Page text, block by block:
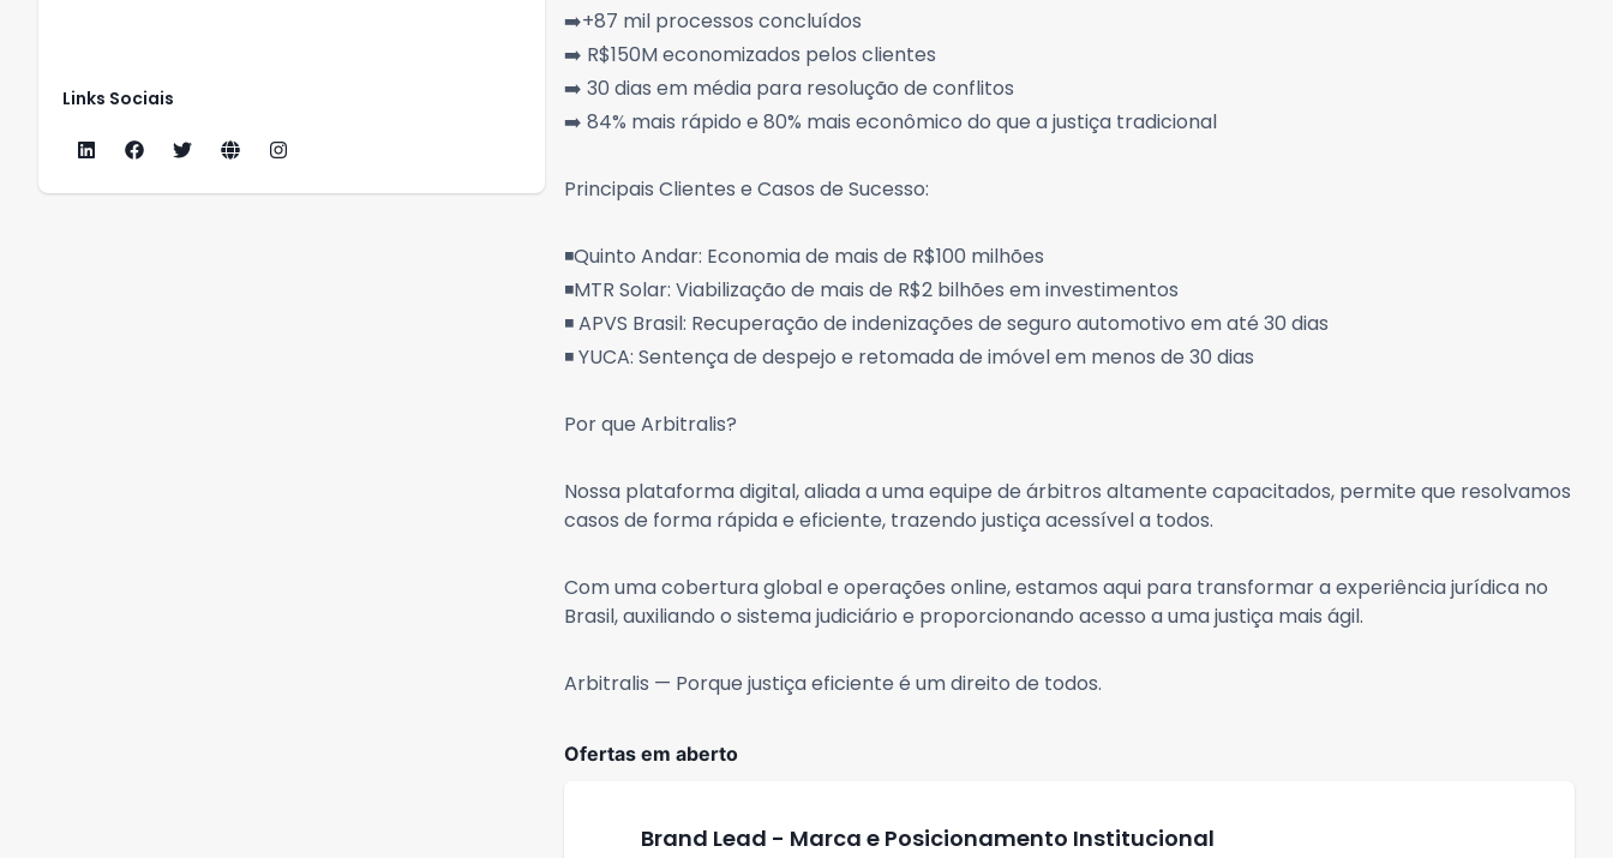
Links Sociais
➡️+87 mil processos concluídos
➡️ R$150M economizados pelos clientes
➡️ 30 dias em média para resolução de conflitos
➡️ 84% mais rápido e 80% mais econômico do que a justiça tradicional
Principais Clientes e Casos de Sucesso:
◾Quinto Andar: Economia de mais de R$100 milhões
◾MTR Solar: Viabilização de mais de R$2 bilhões em investimentos
◾ APVS Brasil: Recuperação de indenizações de seguro automotivo em até 30 dias
◾ YUCA: Sentença de despejo e retomada de imóvel em menos de 30 dias
Por que Arbitralis?
Nossa plataforma digital, aliada a uma equipe de árbitros altamente capacitados, permite que resolvamos
casos de forma rápida e eficiente, trazendo justiça acessível a todos.
Com uma cobertura global e operações online, estamos aqui para transformar a experiência jurídica no
Brasil, auxiliando o sistema judiciário e proporcionando acesso a uma justiça mais ágil.
Arbitralis — Porque justiça eficiente é um direito de todos.
Ofertas em aberto
Brand Lead - Marca e Posicionamento Institucional